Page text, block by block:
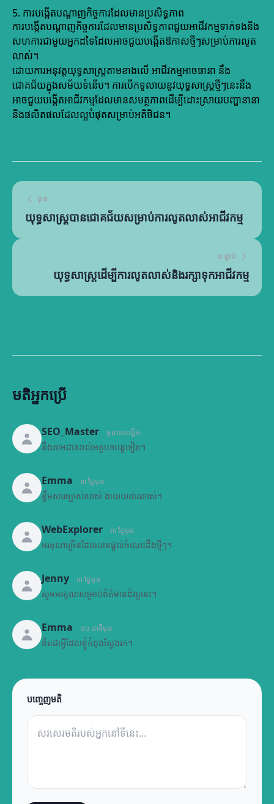
5. ការបង្កើតបណ្តាញកិច្ចការដែលមានប្រសិទ្ធភាព
ការបង្កើតបណ្តាញកិច្ចការដែលមានប្រសិទ្ធភាពជួយអាជីវកម្មទាក់ទងនិង
សហការជាមួយអ្នកដទៃដែលអាចជួយបង្កើតឱកាសថ្មីៗសម្រាប់ការលូត
លាស់។
ដោយការអនុវត្ដយុទ្ធសាស្ត្រតាមខាងលើ អាជីវកម្មអាចធានា នឹង
ជោគជ័យក្នុងសម័យទំនើប។ ការបើកទូលាយនូវយុទ្ធសាស្ត្រថ្មីៗនេះនឹង
អាចជួយបង្កើតអាជីវកម្មដែលមានសមត្ថភាពដើម្បីដោះស្រាយបញ្ហានានា
និងផលិតផលដែលល្អបំផុតសម្រាប់អតិថិជន។
មុន
យុទ្ធសាស្ត្របានជោគជ័យសម្រាប់ការលូតលាស់អាជីវកម្ម
បន្ទាប់
យុទ្ធសាស្ត្រដើម្បីការលូតលាស់និងរក្សាទុកអាជីវកម្ម
មតិអ្នកប្រើ
SEO_Master មុននេះបន្តិច
នឹងតាមដានរាល់អត្ថបទបន្តទៀត។
Emma ៣ ថ្ងៃមុន
ខ្លឹមសារច្បាស់លាស់ ងាយយល់ណាស់។
WebExplorer ៣ ថ្ងៃមុន
អរគុណច្រើនដែលបានផ្តល់ចំណេះដឹងថ្មីៗ។
Jenny ៣ ថ្ងៃមុន
សូមអរគុណសម្រាប់ព័ត៌មានដ៏ល្អនេះ។
Emma ១០ នាទីមុន
ពិតជាអ្វីដែលខ្ញុំកំពុងស្វែងរក។
បញ្ចេញមតិ